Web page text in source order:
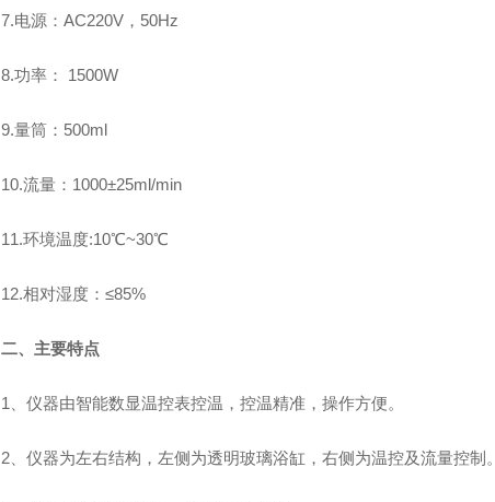
7.电源：AC220V，50Hz
8.功率： 1500W
9.量筒：500ml
10.流量：1000±25ml/min
11.环境温度:10℃~30℃
12.相对湿度：≤85%
二、主要特点
1、仪器由智能数显温控表控温，控温精准，操作方便。
2、仪器为左右结构，左侧为透明玻璃浴缸，右侧为温控及流量控制。